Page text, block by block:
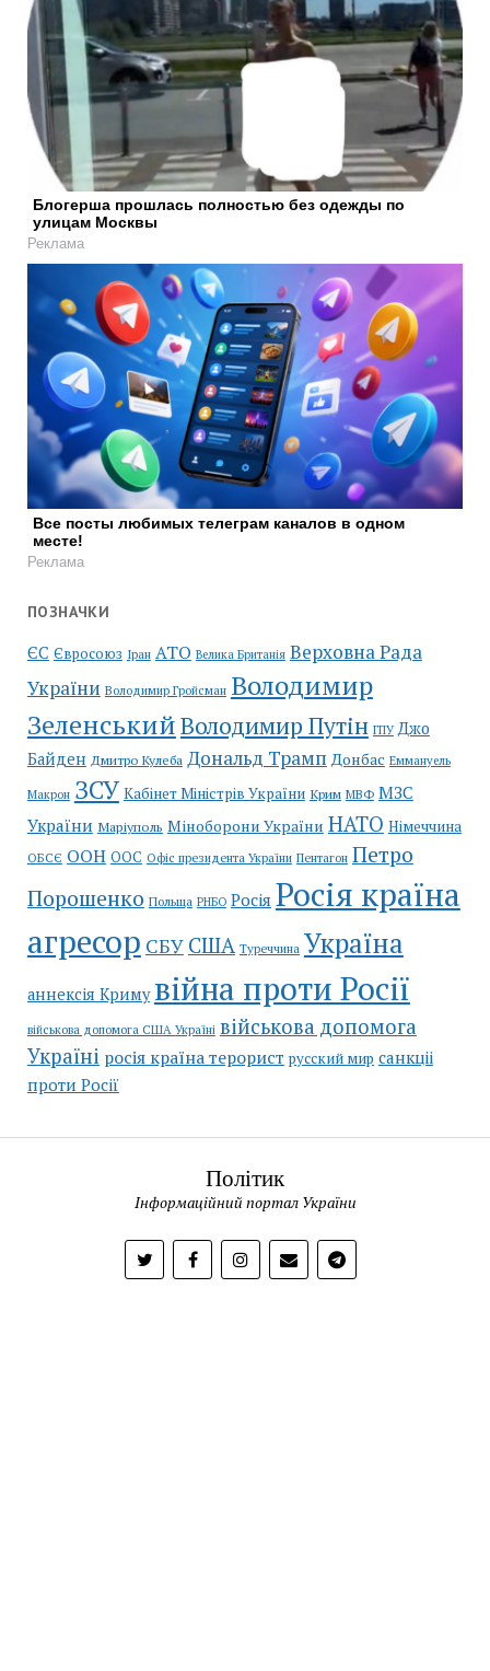
Блогерша прошлась полностью без одежды по
улицам Москвы
Реклама
Все посты любимых телеграм каналов в одном
месте!
Реклама
ПОЗНАЧКИ
ЄС Євросоюз Іран АТО Велика Британія Верховна Рада
України Володимир Гройсман Володимир
ЗеленськийВолодимир Путін ГПУ Джо
Байден Дмитро Кулеба Дональд Трамп Донбас Еммануель
Макрон ЗСУ Кабінет Міністрів України Крим МВФ МЗС
України Маріуполь Міноборони України НАТО Німеччина
ОБСЄ ООН ООС Офіс президента України Пентагон Петро
Порошенко Польща РНБО Росія Росія країна
агресор СБУ США Туреччина Україна
аннексія Криму війна проти Росії
військова допомога США Україні військова допомога
Україні росія країна терорист русский мир санкціі
проти Росії
Політик
Інформаційний портал України